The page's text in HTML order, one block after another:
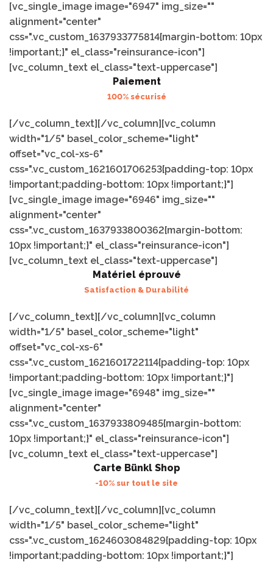
[vc_single_image image="6947" img_size=""
alignment="center"
css=".vc_custom_1637933775814{margin-bottom: 10px
!important;}" el_class="reinsurance-icon"]
[vc_column_text el_class="text-uppercase"]
Paiement
100% sécurisé
[/vc_column_text][/vc_column][vc_column
width="1/5" basel_color_scheme="light"
offset="vc_col-xs-6"
css=".vc_custom_1621601706253{padding-top: 10px
!important;padding-bottom: 10px !important;}"]
[vc_single_image image="6946" img_size=""
alignment="center"
css=".vc_custom_1637933800362{margin-bottom:
10px !important;}" el_class="reinsurance-icon"]
[vc_column_text el_class="text-uppercase"]
Matériel éprouvé
Satisfaction & Durabilité
[/vc_column_text][/vc_column][vc_column
width="1/5" basel_color_scheme="light"
offset="vc_col-xs-6"
css=".vc_custom_1621601722114{padding-top: 10px
!important;padding-bottom: 10px !important;}"]
[vc_single_image image="6948" img_size=""
alignment="center"
css=".vc_custom_1637933809485{margin-bottom:
10px !important;}" el_class="reinsurance-icon"]
[vc_column_text el_class="text-uppercase"]
Carte Bünkl Shop
-10% sur tout le site
[/vc_column_text][/vc_column][vc_column
width="1/5" basel_color_scheme="light"
css=".vc_custom_1624603084829{padding-top: 10px
!important;padding-bottom: 10px !important;}"]